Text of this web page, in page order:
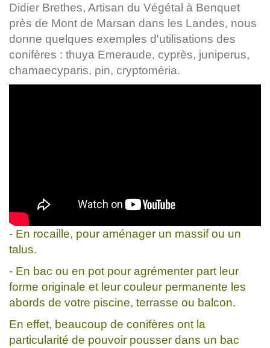
Didier Brethes, Artisan du Végétal à Benquet
près de Mont de Marsan dans les Landes, nous
donne quelques exemples d'utilisations des
conifères : thuya Emeraude, cyprès, juniperus,
chamaecyparis, pin, cryptoméria.
- En rocaille, pour aménager un massif ou un
talus.
- En bac ou en pot pour agrémenter part leur
forme originale et leur couleur permanente les
abords de votre piscine, terrasse ou balcon.
En effet, beaucoup de conifères ont la
particularité de pouvoir pousser dans un bac